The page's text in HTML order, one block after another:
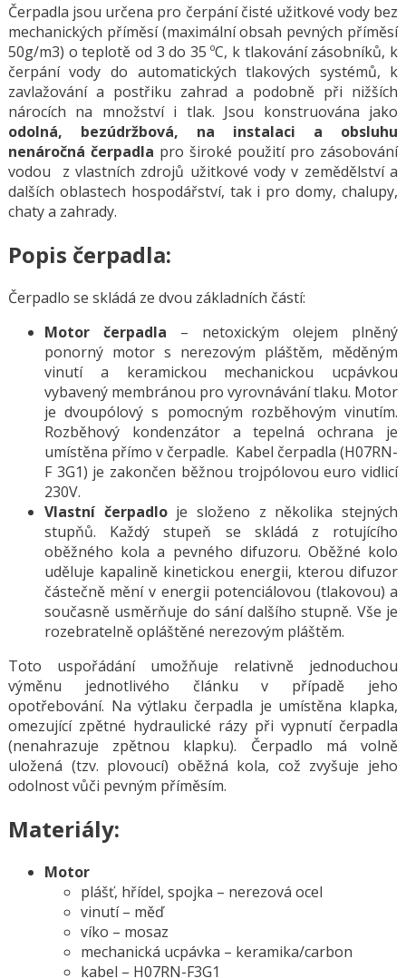
Čerpadla jsou určena pro čerpání čisté užitkové vody bez
mechanických příměsí (maximální obsah pevných příměsí
50g/m3) o teplotě od 3 do 35 ºC, k tlakování zásobníků, k
čerpání vody do automatických tlakových systémů, k
zavlažování a postřiku zahrad a podobně při nižších
nárocích na množství i tlak. Jsou konstruována jako
odolná, bezúdržbová, na instalaci a obsluhu
nenáročná čerpadla pro široké použití pro zásobování
vodou z vlastních zdrojů užitkové vody v zemědělství a
dalších oblastech hospodářství, tak i pro domy, chalupy,
chaty a zahrady.
Popis čerpadla:
Čerpadlo se skládá ze dvou základních částí:
Motor čerpadla – netoxickým olejem plněný
ponorný motor s nerezovým pláštěm, měděným
vinutí a keramickou mechanickou ucpávkou
vybavený membránou pro vyrovnávání tlaku. Motor
je dvoupólový s pomocným rozběhovým vinutím.
Rozběhový kondenzátor a tepelná ochrana je
umístěna přímo v čerpadle. Kabel čerpadla (H07RN-
F 3G1) je zakončen běžnou trojpólovou euro vidlicí
230V.
Vlastní čerpadloje složeno z několika stejných
stupňů. Každý stupeň se skládá z rotujícího
oběžného kola a pevného difuzoru. Oběžné kolo
uděluje kapalině kinetickou energii, kterou difuzor
částečně mění v energii potenciálovou (tlakovou) a
současně usměrňuje do sání dalšího stupně. Vše je
rozebratelně opláštěné nerezovým pláštěm.
Toto uspořádání umožňuje relativně jednoduchou
výměnu jednotlivého článku v případě jeho
opotřebování. Na výtlaku čerpadla je umístěna klapka,
omezující zpětné hydraulické rázy při vypnutí čerpadla
(nenahrazuje zpětnou klapku). Čerpadlo má volně
uložená (tzv. plovoucí) oběžná kola, což zvyšuje jeho
odolnost vůči pevným příměsím.
Materiály:
Motor
plášť, hřídel, spojka – nerezová ocel
vinutí – měď
víko – mosaz
mechanická ucpávka – keramika/carbon
kabel – H07RN-F3G1